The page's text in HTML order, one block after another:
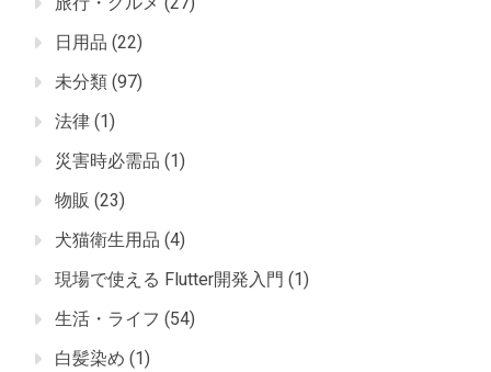
日用品 (22)
未分類 (97)
法律 (1)
災害時必需品 (1)
物販 (23)
犬猫衛生用品 (4)
現場で使える Flutter開発入門 (1)
生活・ライフ (54)
白髪染め (1)